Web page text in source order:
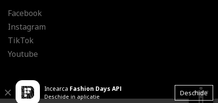
Facebook
Instagram
TikTok
Youtube
Incearca Fashion Days APP
Deschide in aplicatie Deschide
Close accessibility
Cursor mare